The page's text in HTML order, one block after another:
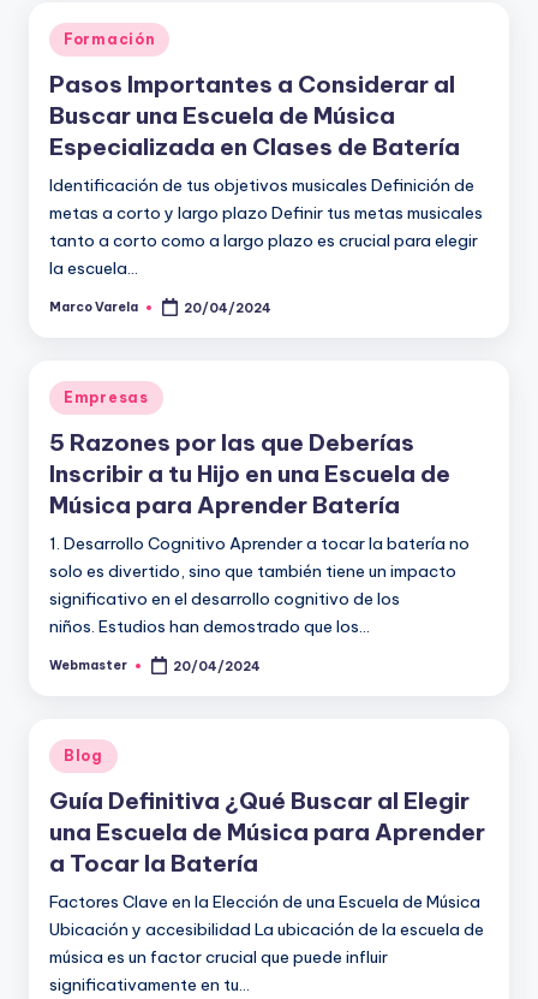
Publicado
en
Formación
Pasos Importantes a Considerar al
Buscar una Escuela de Música
Especializada en Clases de Batería
Identificación de tus objetivos musicales Definición de
metas a corto y largo plazo Definir tus metas musicales
tanto a corto como a largo plazo es crucial para elegir
la escuela…
Publicado
Marco Varela 20/04/2024
Publicado
en
Empresas
5 Razones por las que Deberías
Inscribir a tu Hijo en una Escuela de
Música para Aprender Batería
1. Desarrollo Cognitivo Aprender a tocar la batería no
solo es divertido, sino que también tiene un impacto
significativo en el desarrollo cognitivo de los
niños. Estudios han demostrado que los…
Publicado
Webmaster 20/04/2024
Publicado
en
Blog
Guía Definitiva ¿Qué Buscar al Elegir
una Escuela de Música para Aprender
a Tocar la Batería
Factores Clave en la Elección de una Escuela de Música
Ubicación y accesibilidad La ubicación de la escuela de
música es un factor crucial que puede influir
significativamente en tu…